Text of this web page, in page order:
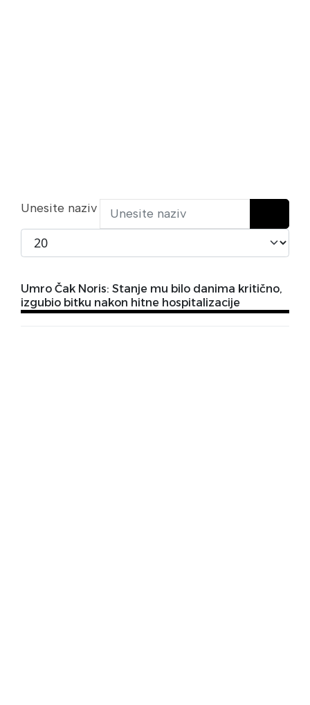
Unesite naziv
Prikaži broj
Umro Čak Noris: Stanje mu bilo danima kritično,
izgubio bitku nakon hitne hospitalizacije